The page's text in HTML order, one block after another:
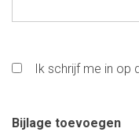
Ik schrijf me in op
Bijlage toevoegen